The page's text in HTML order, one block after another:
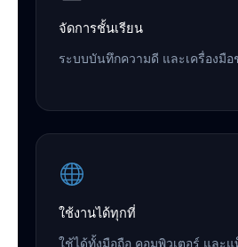
จัดการชั้นเรียน
ระบบบันทึกความดี และเครื่องมือ
ใช้งานได้ทุกที่
ใช้ได้ทั้งมือถือ คอมพิวเตอร์ และแ